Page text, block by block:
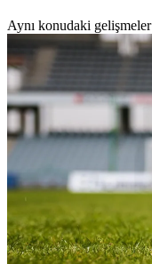
Aynı konudaki gelişmeler